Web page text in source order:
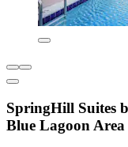
SpringHill Suites
Blue Lagoon Area